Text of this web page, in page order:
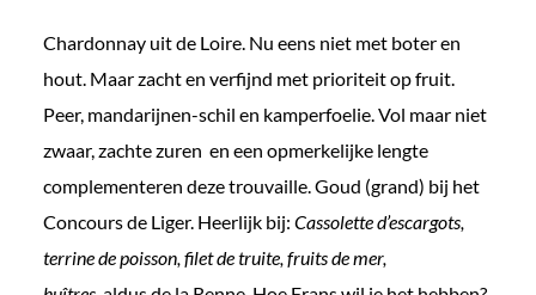
Chardonnay uit de Loire. Nu eens niet met boter en
hout. Maar zacht en verfijnd met prioriteit op fruit.
Peer, mandarijnen-schil en kamperfoelie. Vol maar niet
zwaar, zachte zuren en een opmerkelijke lengte
complementeren deze trouvaille. Goud (grand) bij het
Concours de Liger. Heerlijk bij: Cassolette d’escargots,
terrine de poisson, filet de truite, fruits de mer,